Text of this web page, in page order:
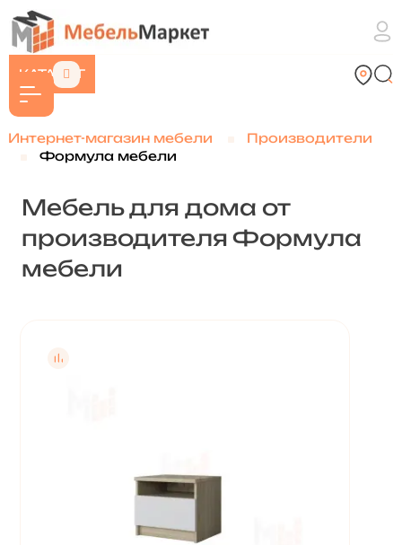
КАТАЛОГ
Интернет-магазин мебели
Производители
Формула мебели
Мебель для дома от
производителя Формула
мебели